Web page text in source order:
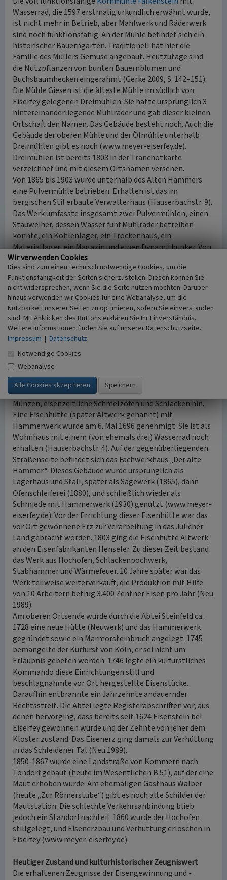
Wasserrad, die 1597 erstmalig urkundlich erwähnt wurde,
ist nicht mehr in Betrieb, aber Mahlwerk und Räderwerk
sind noch funktionsfähig. An der Mühle befindet sich ein
historischer Bauerngarten. Traditionell hat hier die
Familie des Müllers Gemüse angebaut. Heutzutage sind
die Nutzpflanzen von bunten Bauernblumen und
Buchsbaumhecken eingerahmt (Gerke 2009, S. 142–151).
Die Mühle Giesen ist die älteste Mühle im südlich von
Eiserfey gelegenen Dreimühlen. Sie hatte ursprünglich 3
hintereinanderliegende Mühlräder und gab dieser kleinen
Ortschaft den Namen. Das Gebäude besteht noch. Auch die
Gebäude der oberen Mühle und der Ölmühle unterhalb
Dreimühlen gibt es noch (www.meyer-eiserfey.de).
Dreimühlen ist bereits 1803 in der Tranchotkarte
verzeichnet und mit diesem Ortsnamen versehen.
Von 1865 bis 1903 wurde unterhalb des Alten Hammers
eine Pulvermühle betrieben. Erhalten ist das im
bergischen Stil erbaute Verwalterhaus (Hauserbachstr. 9).
Das Werk umfasste insgesamt zwei Pulvermühlen, einen
Stauweiher, dessen Wasser fünf Mühlräder betreiben
konnte, ein Kohlenlager, ein Trockenhaus, ein
Materiallager, ein Magazin und einen Dynamitbunker. Von
den ehemaligen Gebäuden sind Mauerreste mittlerweile
Bestandteil eines privaten Parkgeländes (www.meyer-
eiserfey.de).
Eisenverarbeitung
In Eiserfey befinden sich neben zahlreichen Steinbrüchen
und Pingen die Reste zweier ehemaliger Eisenhütten und
eines ehemaligen Hammerwerks. Die erhaltenen Gebäude
im Ort eine Pulverfabrik, von der noch das
Verwaltungsgebäude vorhanden ist. Die Braun- und
Roteisenerze rund um Eiserfey wurden bereits in
vorrömischer Zeit abgebaut. Darauf deuten keltische
Münzen, eisenzeitliche Schmelzöfen und Schlacken hin.
Eine Eisenhütte (später Altwerk genannt) mit
Hammerwerk wurde am 6. Mai 1696 genehmigt. Sie ist als
Wohnhaus mit einem (von ehemals drei) Wasserrad noch
erhalten (Hauserbachstr. 4). Auf der gegenüberliegenden
Straßenseite befindet sich das Fachwerkhaus „Der alte
Hammer“. Dieses Gebäude wurde ursprünglich als
Lagerhaus und Stall, später als Sägewerk (1865), dann
Ofenschleiferei (1880), und schließlich wieder als
Schmiede mit Hammerwerk (1930) genutzt (www.meyer-
eiserfey.de). Vor der Errichtung dieser Eisenhütte war das
vor Ort gewonnene Erz zur Verarbeitung in das Jülicher
Land gebracht worden. 1803 ging die Eisenhütte Altwerk
an den Eisenfabrikanten Henseler. Zu dieser Zeit bestand
das Werk aus Hochofen, Schlackenpochwerk,
Stabhammer und Wärmefeuer. 10 Jahre später war das
Werk teilweise weiterverkauft, die Produktion mit Hilfe
von 10 Arbeitern betrug 3.400 Zentner Eisen pro Jahr (Neu
1989).
Am oberen Ortsende wurde durch die Abtei Steinfeld ca.
1728 eine neue Hütte (Neuwerk) und das Hammerwerk
gegründet sowie ein Marmorsteinbruch angelegt. 1745
bemängelte der Kurfürst von Köln, er sei nicht um
Erlaubnis gebeten worden. 1746 legte ein kurfürstliches
Kommando diese Einrichtungen still und
beschlagnahmte vor Ort hergestellte Eisenstücke.
Daraufhin entbrannte ein Jahrzehnte andauernder
Rechtsstreit. Die Abtei legte Registerabschriften vor, aus
denen hervorging, dass bereits seit 1624 Eisenstein bei
Eiserfey gewonnen wurde und der Zehnte von jeher dem
Kloster zustand. Das Eisenerz ging damals zur Verhüttung
in das Schleidener Tal (Neu 1989).
1850-1867 wurde eine Landstraße von Kommern nach
Tondorf gebaut (heute im Wesentlichen B 51), auf der eine
Maut erhoben wurde. Am ehemaligen Gasthaus Walber
(heute „Zur Römerstube“) gibt es noch alte Schilder der
Mautstation. Die schlechte Verkehrsanbindung blieb
jedoch ein Standortnachteil. 1860 wurde der Hochofen
stillgelegt, und Eisenerzbau und Verhüttung erloschen in
Eiserfey (www.meyer-eiserfey.de).
Heutiger Zustand und kulturhistorischer Zeugniswert
Die erhaltenen Zeugnisse der Eisengewinnung und -
Wir verwenden Cookies
Dies sind zum einen technisch notwendige Cookies, um die
Funktionsfähigkeit der Seiten sicherzustellen. Diesen können Sie
nicht widersprechen, wenn Sie die Seite nutzen möchten. Darüber
hinaus verwenden wir Cookies für eine Webanalyse, um die
Nutzbarkeit unserer Seiten zu optimieren, sofern Sie einverstanden
sind. Mit Anklicken des Buttons erklären Sie Ihr Einverständnis.
Weitere Informationen finden Sie auf unserer Datenschutzseite.
Impressum | Datenschutz
Notwendige Cookies
Webanalyse